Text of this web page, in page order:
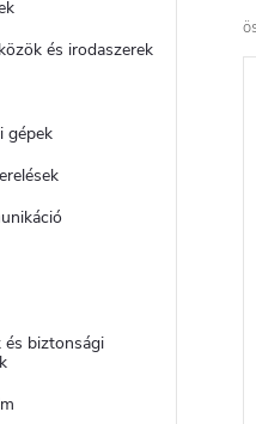
és irodaszerek
gépek
és biztonsági